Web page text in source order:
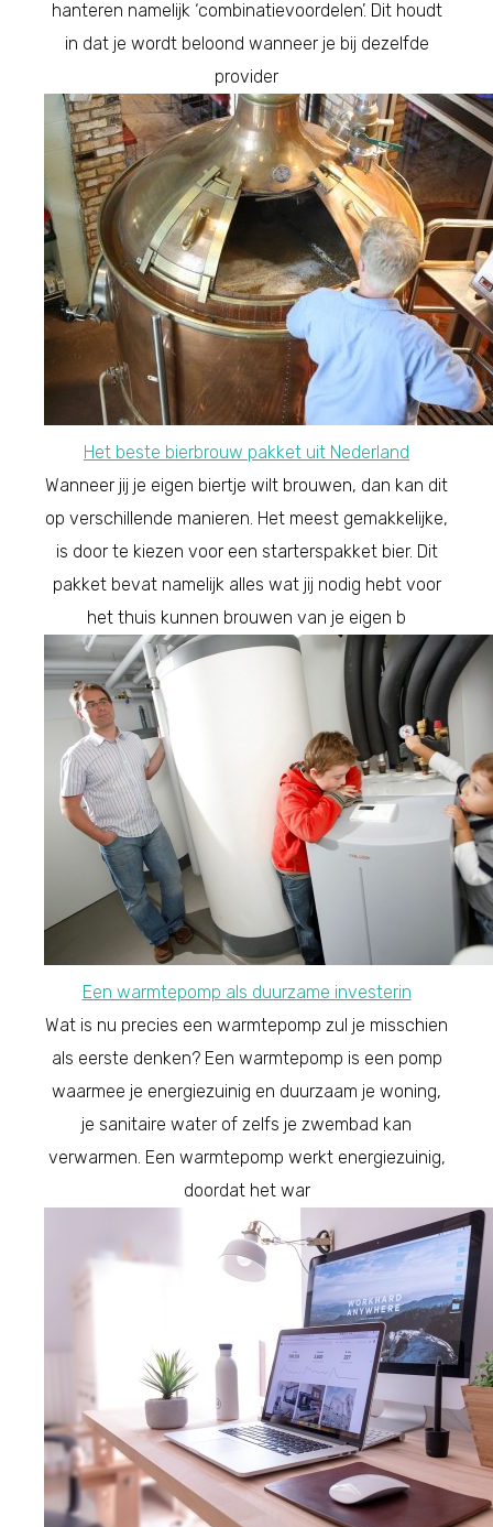
hanteren namelijk ‘combinatievoordelen’. Dit houdt
in dat je wordt beloond wanneer je bij dezelfde
provider
Het beste bierbrouw pakket uit Nederland
Wanneer jij je eigen biertje wilt brouwen, dan kan dit
op verschillende manieren. Het meest gemakkelijke,
is door te kiezen voor een starterspakket bier. Dit
pakket bevat namelijk alles wat jij nodig hebt voor
het thuis kunnen brouwen van je eigen b
Een warmtepomp als duurzame investerin
Wat is nu precies een warmtepomp zul je misschien
als eerste denken? Een warmtepomp is een pomp
waarmee je energiezuinig en duurzaam je woning,
je sanitaire water of zelfs je zwembad kan
verwarmen. Een warmtepomp werkt energiezuinig,
doordat het war